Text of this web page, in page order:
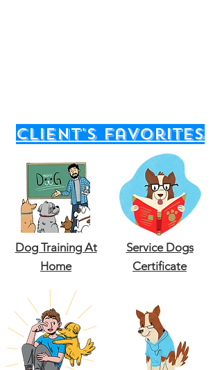
client's favorites
Dog Training At
Home
Service Dogs
Certificate